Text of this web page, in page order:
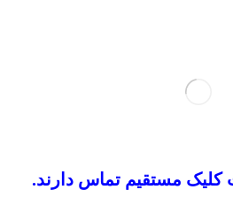
کلیک مستقیم تماس دارند.